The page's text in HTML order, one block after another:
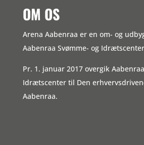
OM OS
Arena Aabenraa er en om- og
Aabenraa Svømme- og
Pr. 1. januar 2017 overgik
Idrætscenter til Den
Aabenraa.